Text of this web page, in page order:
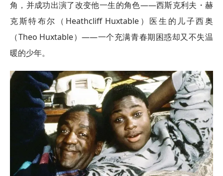
角，并成功出演了改变他一生的角色——西斯克利夫・赫
克斯特布尔（Heathcliff Huxtable）医生的儿子西奥
（Theo Huxtable）——一个充满青春期困惑却又不失温
暖的少年。